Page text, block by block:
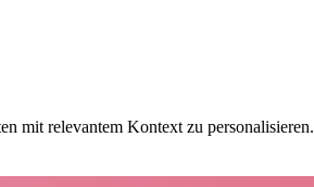
mit relevantem Kontext zu personalisieren.